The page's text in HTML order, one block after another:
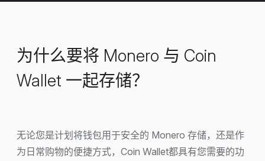
为什么要将 Monero 与 Coin
Wallet 一起存储？
无论您是计划将钱包用于安全的 Monero 存储，还是作
为日常购物的便捷方式，Coin Wallet都具有您需要的功